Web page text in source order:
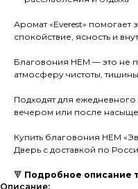
Аромат «Everest» помогает
спокойствие, ясность и
Благовония HEM — это не
атмосферу чистоты,
Подходят для
вечером или после
Купить благовония HEM
Дверь с доставкой по
🔻 Подробное описание
Описание: